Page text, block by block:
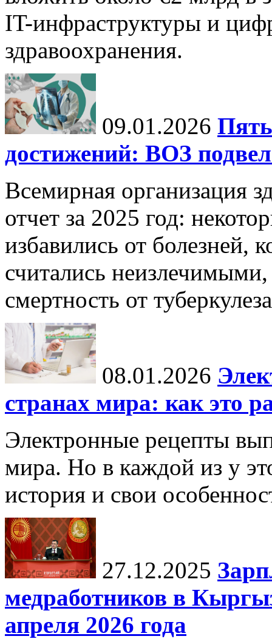
IT-инфраструктуры и
здравоохранения.
09.01.2026
достижений: ВОЗ
Всемирная организация
отчет за 2025 год:
избавились от болезней,
считались неизлечимыми,
смертность от
08.01.2026
странах мира: как это
Электронные рецепты
мира. Но в каждой из у
история и свои
27.12.2025
медработников в
апреля 2026 года